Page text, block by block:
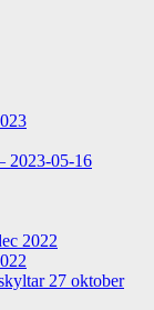
2023-05-16
2022
27 oktober